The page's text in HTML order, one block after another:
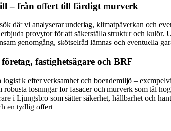
– från offert till färdigt murverk
där vi analyserar underlag, klimatpåverkan och
provytor för att säkerställa struktur och
genomgång, skötselråd lämnas och eventuella
fastighetsägare och BRF
logistik efter verksamhet och boendemiljö –
robusta lösningar för fasader och murverk som tål
i Ljungsbro som sätter säkerhet, hållbarhet och
en tydlig offert.